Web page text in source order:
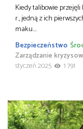
Kiedy talibowie
r., jedną z ich
maku….
Bezpieczeństwo
Zarządzanie
styczeń 2025
1 791